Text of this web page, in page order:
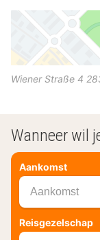
Wiener Straße 4
Wanneer wil
Aankomst
Aankomst
Reisgezelschap